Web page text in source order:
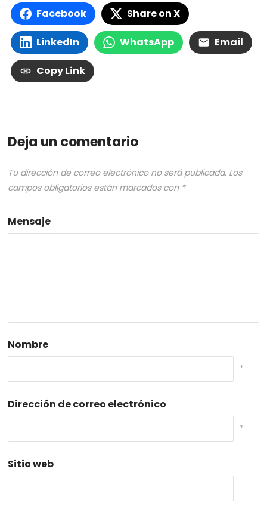
Facebook Share on X
LinkedIn WhatsApp Email
Copy Link
Deja un comentario
Tu dirección de correo electrónico no será publicada. Los
campos obligatorios están marcados con *
Mensaje
Nombre
*
Dirección de correo electrónico
*
Sitio web